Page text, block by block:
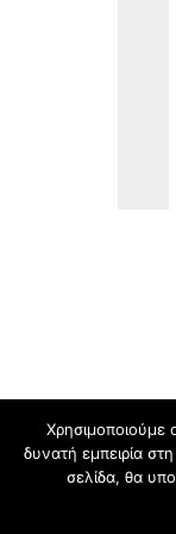
Όροι Χρήσης
δυνατή εμπειρία
σελίδα, θα